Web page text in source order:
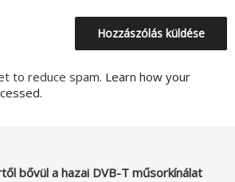
to reduce spam. Learn how your
bővül a hazai DVB-T műsorkínálat